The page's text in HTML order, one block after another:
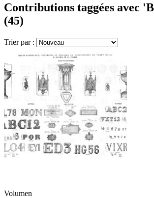
Contributions taggées avec
(45)
Trier par :
Volumen